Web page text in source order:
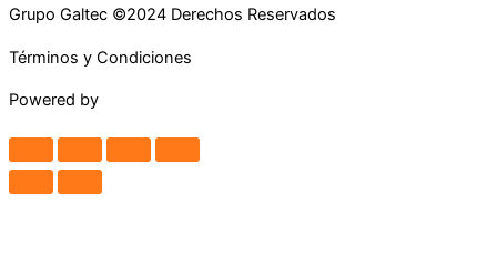
Grupo Galtec ©2024 Derechos Reservados
Términos y Condiciones
Powered by